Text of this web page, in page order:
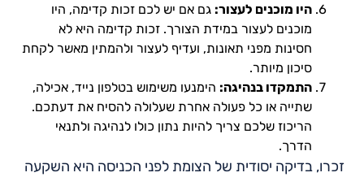
היו מוכנים לעצור: גם אם יש לכם זכות קדימה, היו
מוכנים לעצור במידת הצורך. זכות קדימה היא לא
חסינות מפני תאונות, ועדיף לעצור ולהמתין מאשר לקחת
סיכון מיותר.
התמקדו בנהיגה: הימנעו משימוש בטלפון נייד, אכילה,
שתייה או כל פעולה אחרת שעלולה להסיח את דעתכם.
הריכוז שלכם צריך להיות נתון כולו לנהיגה ולתנאי
הדרך.
זכרו, בדיקה יסודית של הצומת לפני הכניסה היא השקעה